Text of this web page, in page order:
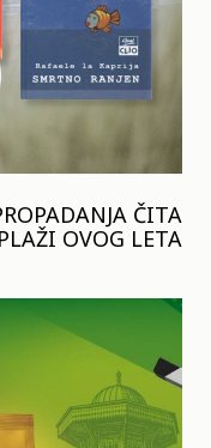
ČITA
OVOG LETA